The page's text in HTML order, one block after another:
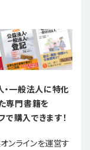
・一般法人に特化
専門書籍を
で購入できます！
ンラインを運営す